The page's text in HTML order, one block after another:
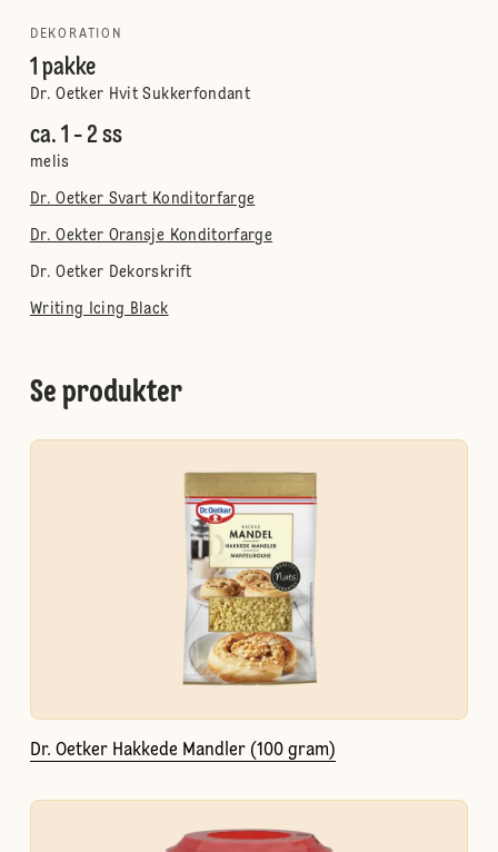
DEKORATION
1 pakke
Dr. Oetker Hvit Sukkerfondant
ca. 1 - 2 ss
melis
Dr. Oetker Svart Konditorfarge
Dr. Oekter Oransje Konditorfarge
Dr. Oetker Dekorskrift
Writing Icing Black
Se produkter
Dr. Oetker Hakkede Mandler (100 gram)